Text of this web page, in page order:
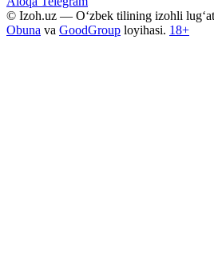
© Izoh.uz — O‘zbek tilining izohli
Obuna va GoodGroup loyihasi. 18+